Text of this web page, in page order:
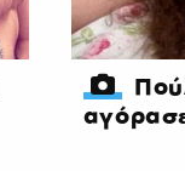
αγόρασε